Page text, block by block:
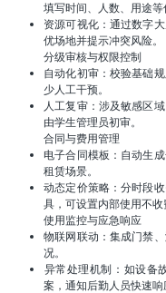
填写时间、人数、用途等
资源可视化​​：通过数字
优场地并提示冲突风险。
​​分级审核与权限控制​​
自动化初审​​：校验基础
少人工干预。
人工复审​​：涉及敏感区
由学生管理员初审。
​​合同与费用管理​​
电子合同模板​​：自动生
租赁场景。
动态定价策略​​：分时段
具，可设置内部使用不收
​​使用监控与应急响应​​
物联网联动​​：集成门禁
况。
异常处理机制​​：如设备
案，通知后勤人员快速响